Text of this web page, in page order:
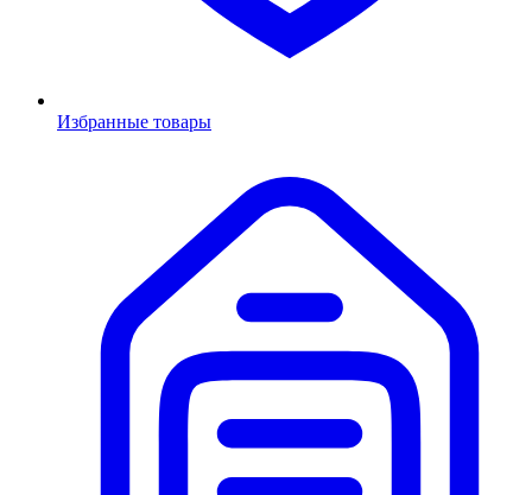
Избранные товары